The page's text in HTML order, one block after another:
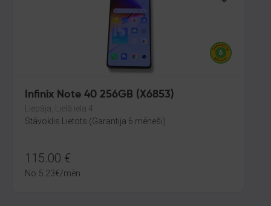
Infinix Note 40 256GB (X6853)
Liepāja, Lielā iela 4
Stāvoklis Lietots (Garantija 6 mēneši)
115.00 €
No 5.23€/mēn.